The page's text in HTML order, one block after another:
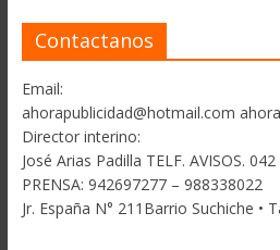
Contactanos
Email:
ahorapublicidad@hotmail.com
Director interino:
José Arias Padilla TELF. AVISOS.
PRENSA: 942697277 – 988338022
Jr. España N° 211Barrio Suchiche •